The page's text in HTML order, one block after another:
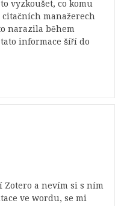
vyzkoušet, co komu
manažerech
narazila během
informace šíří do
Zotero a nevím si s ním
ve wordu, se mi